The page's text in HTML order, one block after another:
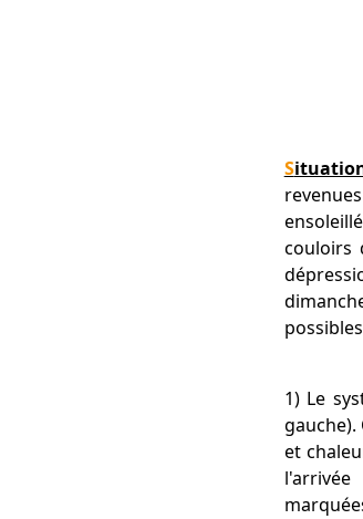
couloirs
1) Le
et